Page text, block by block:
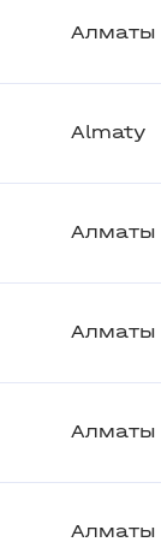
Алматы
Almaty
Алматы
Алматы
Алматы
Алматы